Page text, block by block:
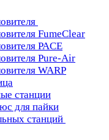
FumeClear
PACE
Pure-Air
WARP
станции
для пайки
станций